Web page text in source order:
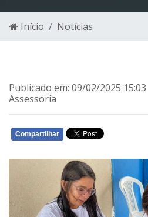
Início Notícias
Publicado em: 09/02/2025
Assessoria
Compartilhar